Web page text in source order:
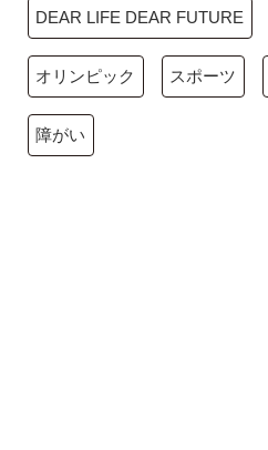
DEAR LIFE DEAR FUTURE
オリンピック スポーツ
障がい